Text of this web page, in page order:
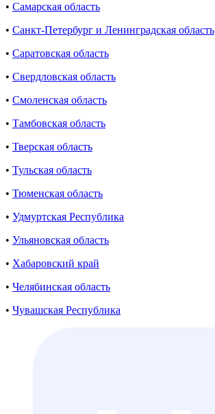
• Самарская область
• Санкт-Петербург и Ленинградская область
• Саратовская область
• Свердловская область
• Смоленская область
• Тамбовская область
• Тверская область
• Тульская область
• Тюменская область
• Удмуртская Республика
• Ульяновская область
• Хабаровский край
• Челябинская область
• Чувашская Республика